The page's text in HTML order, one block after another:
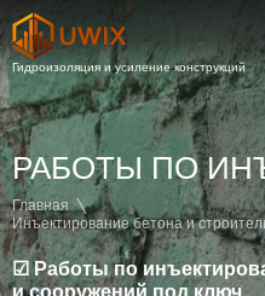
РАБОТЫ ПО
Главная
Инъектирование бетона и
☑ Работы по
и сооружений под ключ